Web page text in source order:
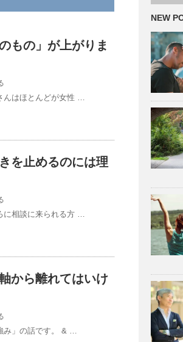
もの」が上がりま
んはほとんどが女性 …
を止めるのには理
に相談に来られる方 …
から離れてはいけ
み」の話です。 & …
NEW